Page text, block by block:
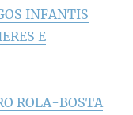
INFANTIS
E
ROLA-BOSTA